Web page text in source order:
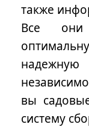
также
Все они
вы
систему